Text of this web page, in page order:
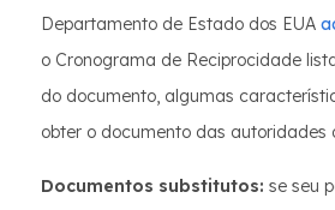
Departamento de Estado dos EUA
o Cronograma de Reciprocidade
do documento, algumas
obter o documento das autoridades
Documentos substitutos: se seu